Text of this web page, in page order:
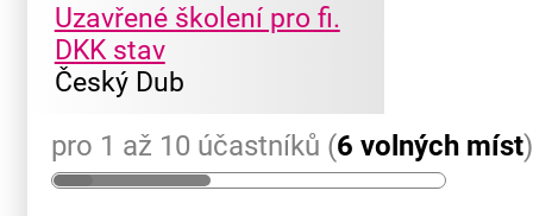
Uzavřené školení pro fi.
DKK stav
Český Dub
pro 1 až 10 účastníků (6 volných míst)